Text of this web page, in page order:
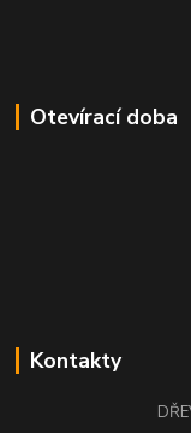
Otevírací doba
Kontakty